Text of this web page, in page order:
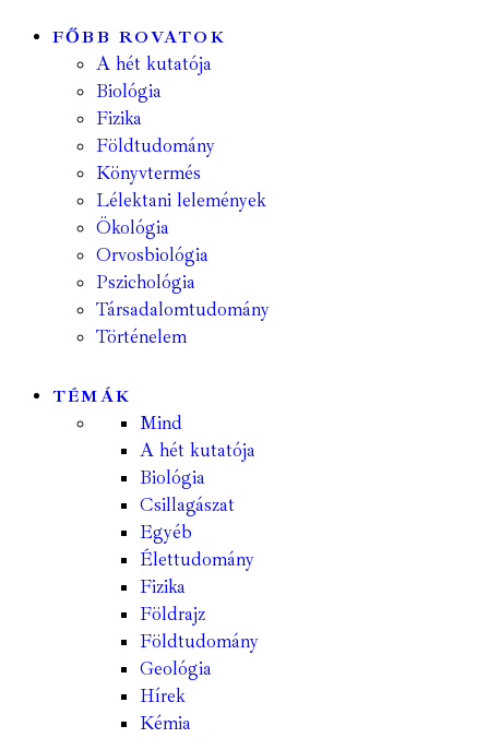
FŐBB ROVATOK
A hét kutatója
Biológia
Fizika
Földtudomány
Könyvtermés
Lélektani lelemények
Ökológia
Orvosbiológia
Pszichológia
Társadalomtudomány
Történelem
TÉMÁK
Mind
A hét kutatója
Biológia
Csillagászat
Egyéb
Élettudomány
Fizika
Földrajz
Földtudomány
Geológia
Hírek
Kémia